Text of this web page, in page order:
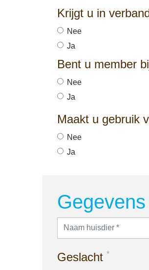
Krijgt u in
Nee
Ja
Bent u member
Nee
Ja
Maakt u gebruik
Nee
Ja
Geslacht *